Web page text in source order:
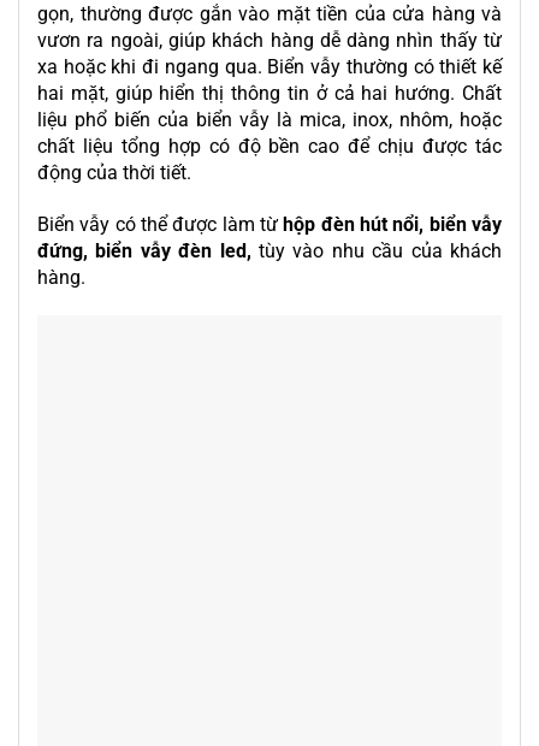
gọn, thường được gắn vào mặt tiền của cửa hàng và
vươn ra ngoài, giúp khách hàng dễ dàng nhìn thấy từ
xa hoặc khi đi ngang qua. Biển vẫy thường có thiết kế
hai mặt, giúp hiển thị thông tin ở cả hai hướng. Chất
liệu phổ biến của biển vẫy là mica, inox, nhôm, hoặc
chất liệu tổng hợp có độ bền cao để chịu được tác
động của thời tiết.
Biển vẫy có thể được làm từhộp đèn hút nổi, biển vẫy
đứng, biển vẫy đèn led, tùy vào nhu cầu của khách
hàng.